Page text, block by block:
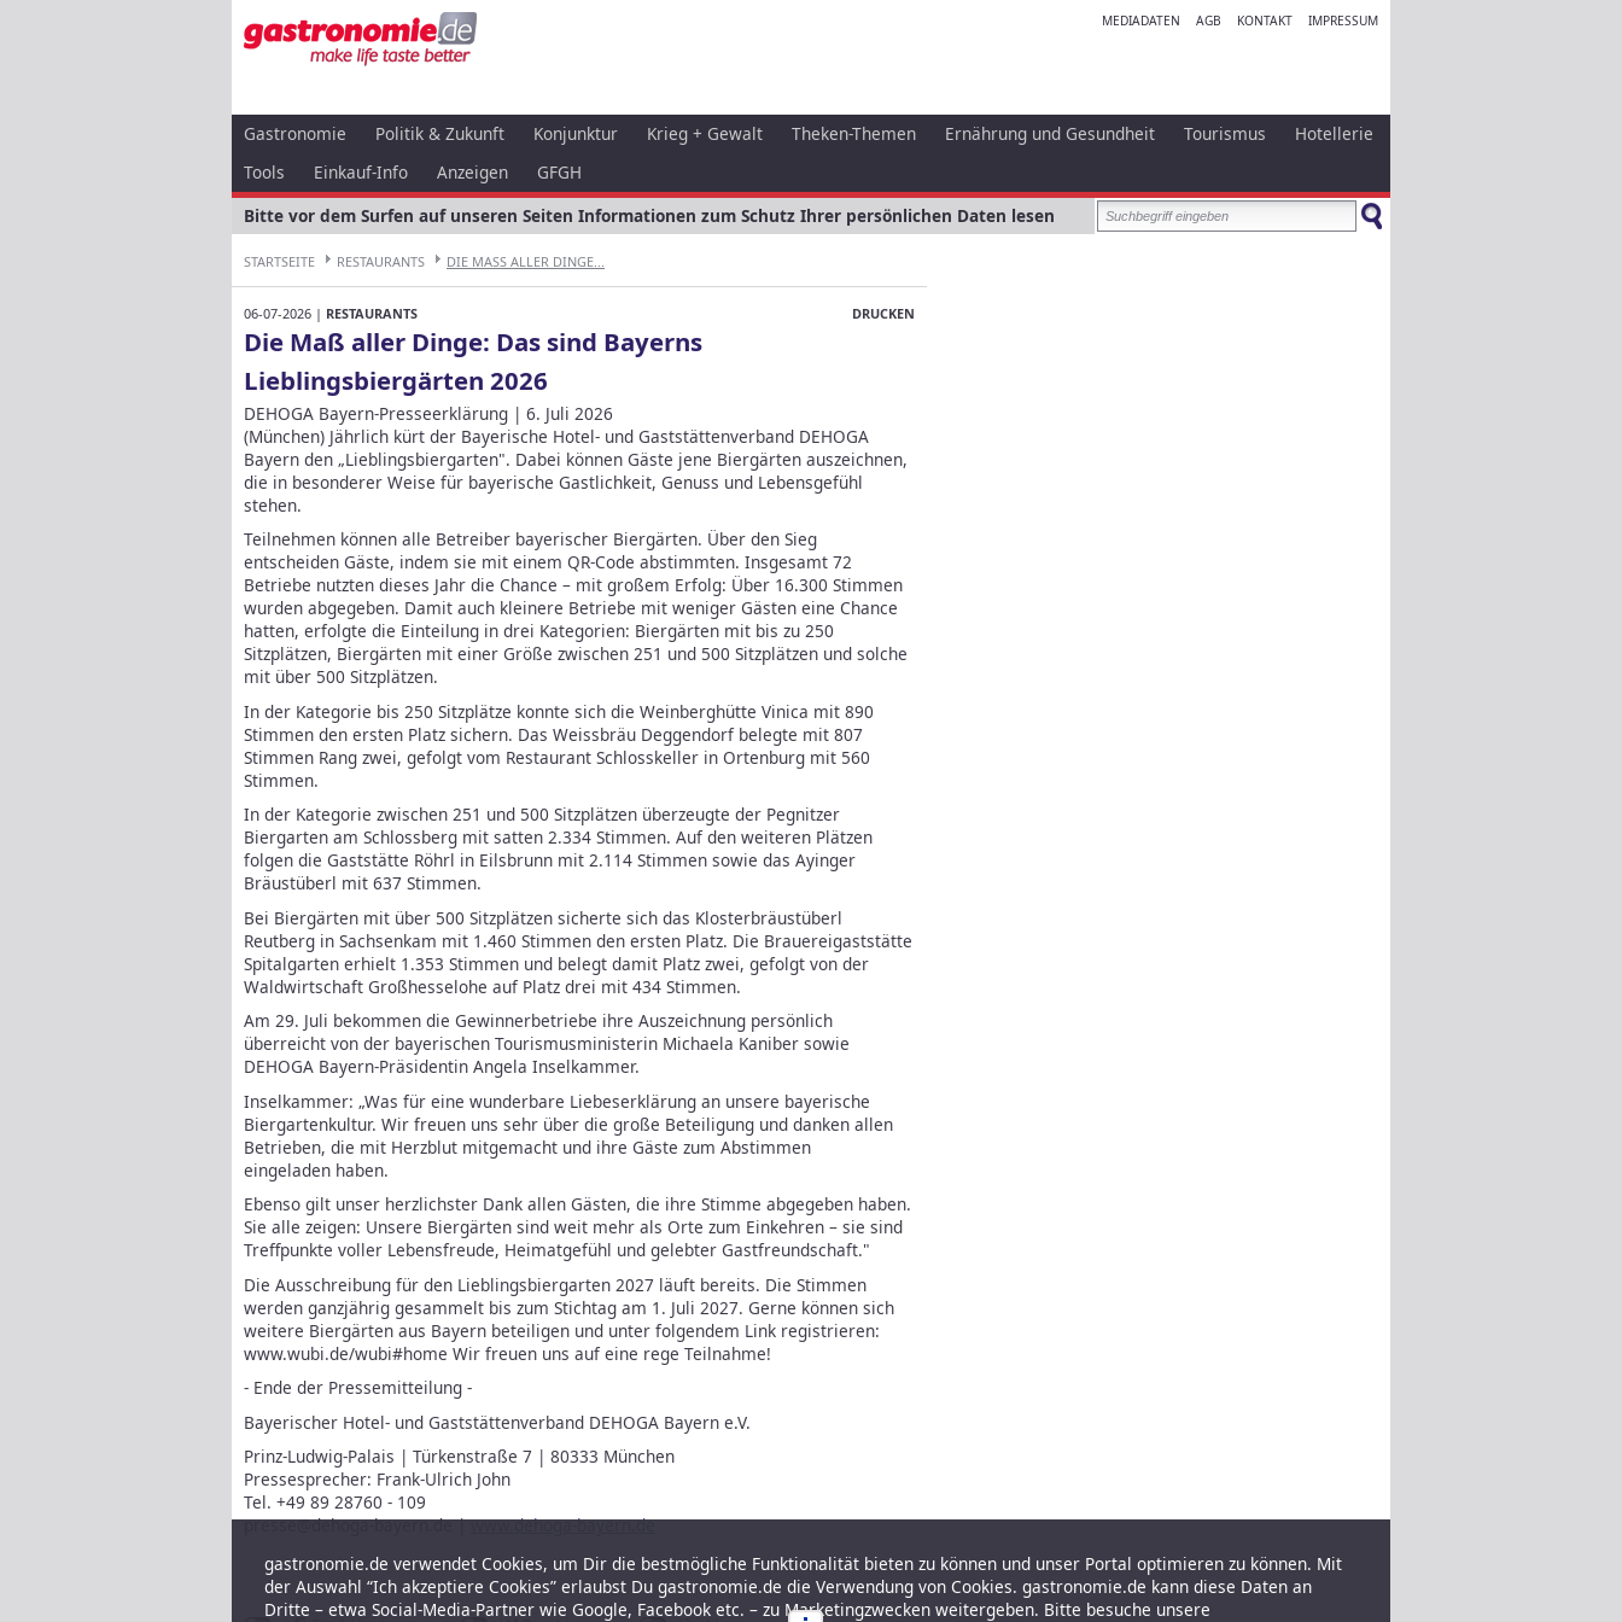
MEDIADATEN AGB KONTAKT IMPRESSUM
Gastronomie Politik & Zukunft Konjunktur Krieg + Gewalt Theken-Themen Ernährung und Gesundheit Tourismus
Hotellerie
Tools
Einkauf-Info Anzeigen
GFGH
Bitte vor dem Surfen auf unseren Seiten Informationen zum Schutz Ihrer persönlichen Daten lesen
STARTSEITE RESTAURANTS DIE MASS ALLER DINGE...
DRUCKEN
06-07-2026 | RESTAURANTS
Die Maß aller Dinge: Das sind Bayerns
Lieblingsbiergärten 2026
DEHOGA Bayern-Presseerklärung | 6. Juli 2026
(München) Jährlich kürt der Bayerische Hotel- und Gaststättenverband DEHOGA
Bayern den „Lieblingsbiergarten". Dabei können Gäste jene Biergärten auszeichnen,
die in besonderer Weise für bayerische Gastlichkeit, Genuss und Lebensgefühl
stehen.
Teilnehmen können alle Betreiber bayerischer Biergärten. Über den Sieg
entscheiden Gäste, indem sie mit einem QR-Code abstimmten. Insgesamt 72
Betriebe nutzten dieses Jahr die Chance – mit großem Erfolg: Über 16.300 Stimmen
wurden abgegeben. Damit auch kleinere Betriebe mit weniger Gästen eine Chance
hatten, erfolgte die Einteilung in drei Kategorien: Biergärten mit bis zu 250
Sitzplätzen, Biergärten mit einer Größe zwischen 251 und 500 Sitzplätzen und solche
mit über 500 Sitzplätzen.
In der Kategorie bis 250 Sitzplätze konnte sich die Weinberghütte Vinica mit 890
Stimmen den ersten Platz sichern. Das Weissbräu Deggendorf belegte mit 807
Stimmen Rang zwei, gefolgt vom Restaurant Schlosskeller in Ortenburg mit 560
Stimmen.
In der Kategorie zwischen 251 und 500 Sitzplätzen überzeugte der Pegnitzer
Biergarten am Schlossberg mit satten 2.334 Stimmen. Auf den weiteren Plätzen
folgen die Gaststätte Röhrl in Eilsbrunn mit 2.114 Stimmen sowie das Ayinger
Bräustüberl mit 637 Stimmen.
Bei Biergärten mit über 500 Sitzplätzen sicherte sich das Klosterbräustüberl
Reutberg in Sachsenkam mit 1.460 Stimmen den ersten Platz. Die Brauereigaststätte
Spitalgarten erhielt 1.353 Stimmen und belegt damit Platz zwei, gefolgt von der
Waldwirtschaft Großhesselohe auf Platz drei mit 434 Stimmen.
Am 29. Juli bekommen die Gewinnerbetriebe ihre Auszeichnung persönlich
überreicht von der bayerischen Tourismusministerin Michaela Kaniber sowie
DEHOGA Bayern-Präsidentin Angela Inselkammer.
Inselkammer: „Was für eine wunderbare Liebeserklärung an unsere bayerische
Biergartenkultur. Wir freuen uns sehr über die große Beteiligung und danken allen
Betrieben, die mit Herzblut mitgemacht und ihre Gäste zum Abstimmen
eingeladen haben.
Ebenso gilt unser herzlichster Dank allen Gästen, die ihre Stimme abgegeben haben.
Sie alle zeigen: Unsere Biergärten sind weit mehr als Orte zum Einkehren – sie sind
Treffpunkte voller Lebensfreude, Heimatgefühl und gelebter Gastfreundschaft."
Die Ausschreibung für den Lieblingsbiergarten 2027 läuft bereits. Die Stimmen
werden ganzjährig gesammelt bis zum Stichtag am 1. Juli 2027. Gerne können sich
weitere Biergärten aus Bayern beteiligen und unter folgendem Link registrieren:
www.wubi.de/wubi#home Wir freuen uns auf eine rege Teilnahme!
- Ende der Pressemitteilung -
Bayerischer Hotel- und Gaststättenverband DEHOGA Bayern e.V.
Prinz-Ludwig-Palais | Türkenstraße 7 | 80333 München
Pressesprecher: Frank-Ulrich John
Tel. +49 89 28760 - 109
presse@dehoga-bayern.de |www.dehoga-bayern.de
gastronomie.de verwendet Cookies, um Dir die bestmögliche Funktionalität bieten zu können und unser Portal optimieren zu können. Mit
der Auswahl “Ich akzeptiere Cookies” erlaubst Du gastronomie.de die Verwendung von Cookies. gastronomie.de kann diese Daten an
Dritte – etwa Social-Media-Partner wie Google, Facebook etc. – zu Marketingzwecken weitergeben. Bitte besuche unsere